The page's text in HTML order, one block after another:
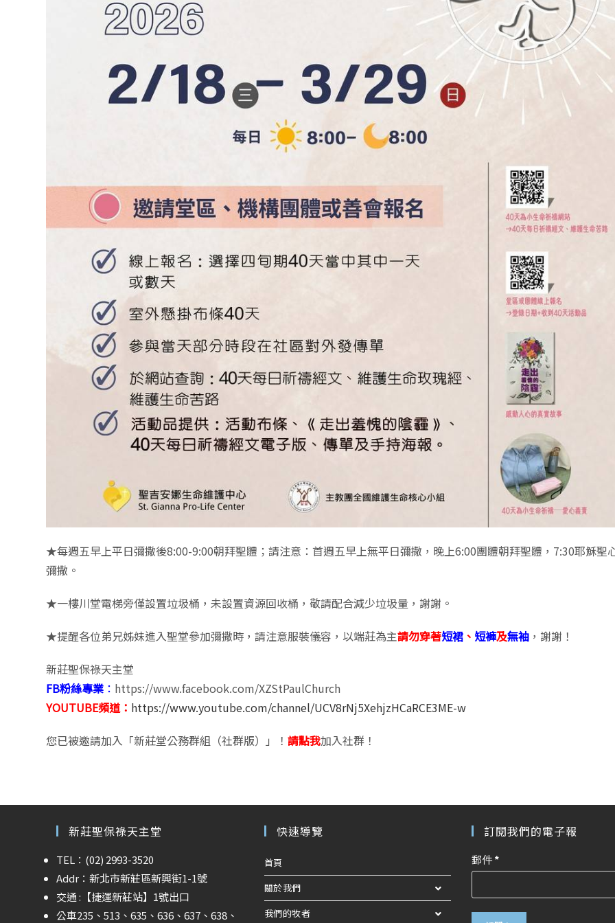
★每週五早上平日彌撒後8:00-9:00朝拜聖體；請注意：首週五早上無平日彌撒，晚上6:00團體朝拜聖體，7:30耶穌聖
彌撒。
★一樓川堂電梯旁僅設置垃圾桶，未設置資源回收桶，敬請配合減少垃圾量，謝謝。
★提醒各位弟兄姊妹進入聖堂參加彌撒時，請注意服裝儀容，以端莊為主請勿穿著短裙 、 短褲及無袖 ，謝謝！
新莊聖保祿天主堂
FB粉絲專業 ： https://www.facebook.com/XZStPaulChurch
YOUTUBE頻道： https://www.youtube.com/channel/UCV8rNj5XehjzHCaRCE3ME-w
您已被邀請加入「新莊堂公務群組（社群版）」！請點我加入社群！
新莊聖保祿天主堂
TEL：(02) 2993-3520
Addr：新北市新莊區新興街1-1號
交通 : 【捷運新莊站】 1號出口
公車235、513、635、636、637、638、
快速導覽
首頁
關於我們
我們的牧者
訂閱我們的電子報
郵件*